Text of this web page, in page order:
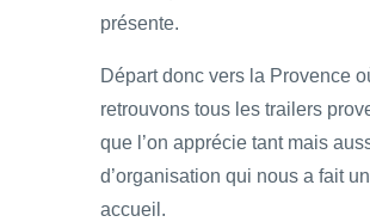
présente.
Départ donc vers la Provence
retrouvons tous les trailers
que l’on apprécie tant mais
d’organisation qui nous a fait
accueil.